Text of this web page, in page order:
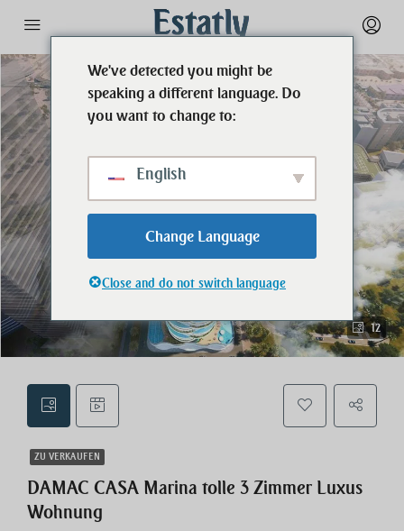
12
ZU VERKAUFEN
DAMAC CASA Marina tolle 3 Zimmer Luxus
Wohnung
We've detected you might be
speaking a different language. Do
you want to change to:
English
Change Language
Close and do not switch language